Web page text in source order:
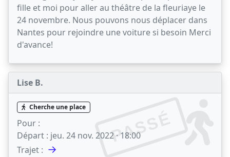
fille et moi pour aller au théâtre de la fleuriaye le
24 novembre. Nous pouvons nous déplacer dans
Nantes pour rejoindre une voiture si besoin Merci
d'avance!
Lise B.
PASSÉ
Cherche une place
Pour :
Départ : jeu. 24 nov. 2022 · 18:00
Trajet : →